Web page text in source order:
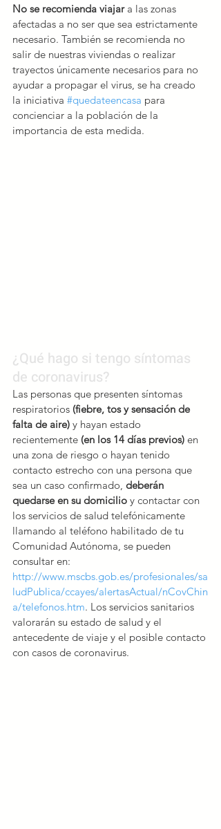
No se recomienda viajar a las zonas
afectadas a no ser que sea estrictamente
necesario. También se recomienda no
salir de nuestras viviendas o realizar
trayectos únicamente necesarios para no
ayudar a propagar el virus, se ha creado
la iniciativa #quedateencasa para
concienciar a la población de la
importancia de esta medida.
¿Qué hago si tengo síntomas
de coronavirus?
Las personas que presenten síntomas
respiratorios (fiebre, tos y sensación de
falta de aire) y hayan estado
recientemente (en los 14 días previos) en
una zona de riesgo o hayan tenido
contacto estrecho con una persona que
sea un caso confirmado, deberán
quedarse en su domicilio y contactar con
los servicios de salud telefónicamente
llamando al teléfono habilitado de tu
Comunidad Autónoma, se pueden
consultar en:
http://www.mscbs.gob.es/profesionales/sa
ludPublica/ccayes/alertasActual/nCovChin
a/telefonos.htm. Los servicios sanitarios
valorarán su estado de salud y el
antecedente de viaje y el posible contacto
con casos de coronavirus.